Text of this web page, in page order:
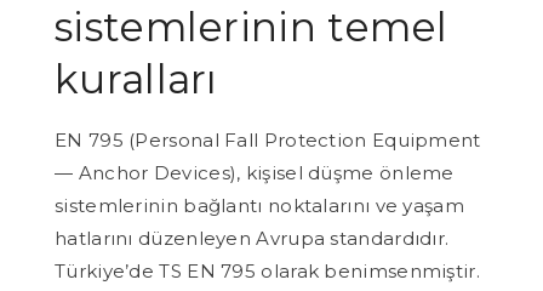
sistemlerinin temel
kuralları
EN 795 (Personal Fall Protection Equipment
— Anchor Devices), kişisel düşme önleme
sistemlerinin bağlantı noktalarını ve yaşam
hatlarını düzenleyen Avrupa standardıdır.
Türkiye’de TS EN 795 olarak benimsenmiştir.